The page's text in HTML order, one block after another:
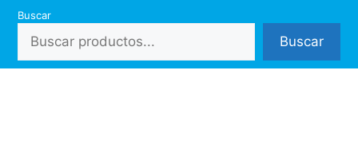
Saltar
contenido
Buscar
Buscar